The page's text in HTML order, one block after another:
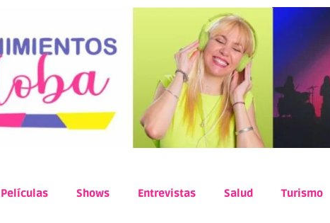
Películas Shows Entrevistas Salud Turismo